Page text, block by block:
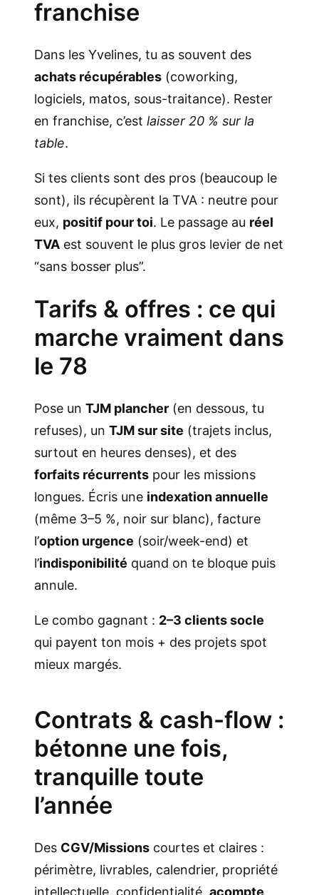
franchise
Dans les Yvelines, tu as souvent des
achats récupérables (coworking,
logiciels, matos, sous-traitance). Rester
en franchise, c’est laisser 20 % sur la
table.
Si tes clients sont des pros (beaucoup le
sont), ils récupèrent la TVA : neutre pour
eux, positif pour toi. Le passage au réel
TVA est souvent le plus gros levier de net
“sans bosser plus”.
Tarifs & offres : ce qui
marche vraiment dans
le 78
Pose un TJM plancher (en dessous, tu
refuses), un TJM sur site (trajets inclus,
surtout en heures denses), et des
forfaits récurrents pour les missions
longues. Écris une indexation annuelle
(même 3–5 %, noir sur blanc), facture
l’option urgence (soir/week-end) et
l’indisponibilité quand on te bloque puis
annule.
Le combo gagnant : 2–3 clients socle
qui payent ton mois + des projets spot
mieux margés.
Contrats & cash-flow :
bétonne une fois,
tranquille toute
l’année
Des CGV/Missions courtes et claires :
périmètre, livrables, calendrier, propriété
intellectuelle, confidentialité, acompte